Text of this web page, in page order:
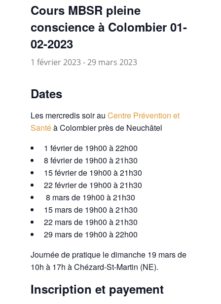
Cours MBSR pleine
conscience à Colombier 01-
02-2023
1 février 2023-29 mars 2023
Dates
Les mercredis soir auCentre Prévention et
Santéà Colombier près de Neuchâtel
1 février de 19h00 à 22h00
8 février de 19h00 à 21h30
15 février de 19h00 à 21h30
22 février de 19h00 à 21h30
8 mars de 19h00 à 21h30
15 mars de 19h00 à 21h30
22 mars de 19h00 à 21h30
29 mars de 19h00 à 22h00
Journée de pratique le dimanche 19 mars de
10h à 17h à Chézard-St-Martin (NE).
Inscription et payement